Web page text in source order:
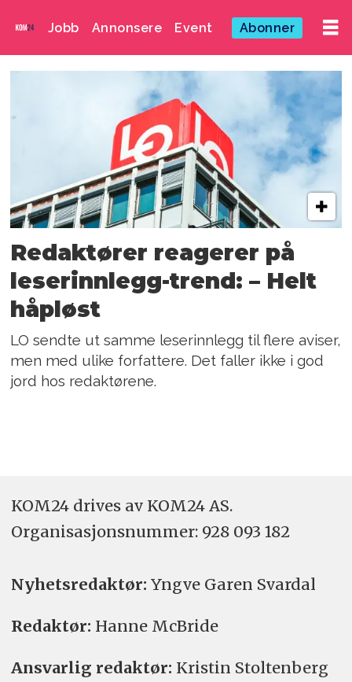
Jobb Annonsere Event Abonner
Emne:
knut
bråthen
Redaktører reagerer på
leserinnlegg-trend: – Helt
håpløst
LO sendte ut samme leserinnlegg til flere aviser,
men med ulike forfattere. Det faller ikke i god
jord hos redaktørene.
KOM24 drives av KOM24 AS.
Organisasjons­nummer: 928 093 182
Nyhetsredaktør: Yngve Garen Svardal
Redaktør: Hanne McBride
Ansvarlig redaktør: Kristin Stoltenberg